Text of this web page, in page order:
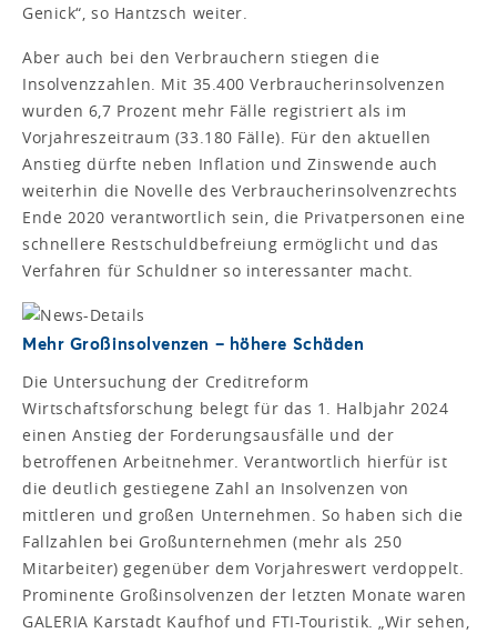
Genick“, so Hantzsch weiter.
Aber auch bei den Verbrauchern stiegen die
Insolvenzzahlen. Mit 35.400 Verbraucherinsolvenzen
wurden 6,7 Prozent mehr Fälle registriert als im
Vorjahreszeitraum (33.180 Fälle). Für den aktuellen
Anstieg dürfte neben Inflation und Zinswende auch
weiterhin die Novelle des Verbraucherinsolvenzrechts
Ende 2020 verantwortlich sein, die Privatpersonen eine
schnellere Restschuldbefreiung ermöglicht und das
Verfahren für Schuldner so interessanter macht.
Mehr Großinsolvenzen – höhere Schäden
Die Untersuchung der Creditreform
Wirtschaftsforschung belegt für das 1. Halbjahr 2024
einen Anstieg der Forderungsausfälle und der
betroffenen Arbeitnehmer. Verantwortlich hierfür ist
die deutlich gestiegene Zahl an Insolvenzen von
mittleren und großen Unternehmen. So haben sich die
Fallzahlen bei Großunternehmen (mehr als 250
Mitarbeiter) gegenüber dem Vorjahreswert verdoppelt.
Prominente Großinsolvenzen der letzten Monate waren
GALERIA Karstadt Kaufhof und FTI-Touristik. „Wir sehen,